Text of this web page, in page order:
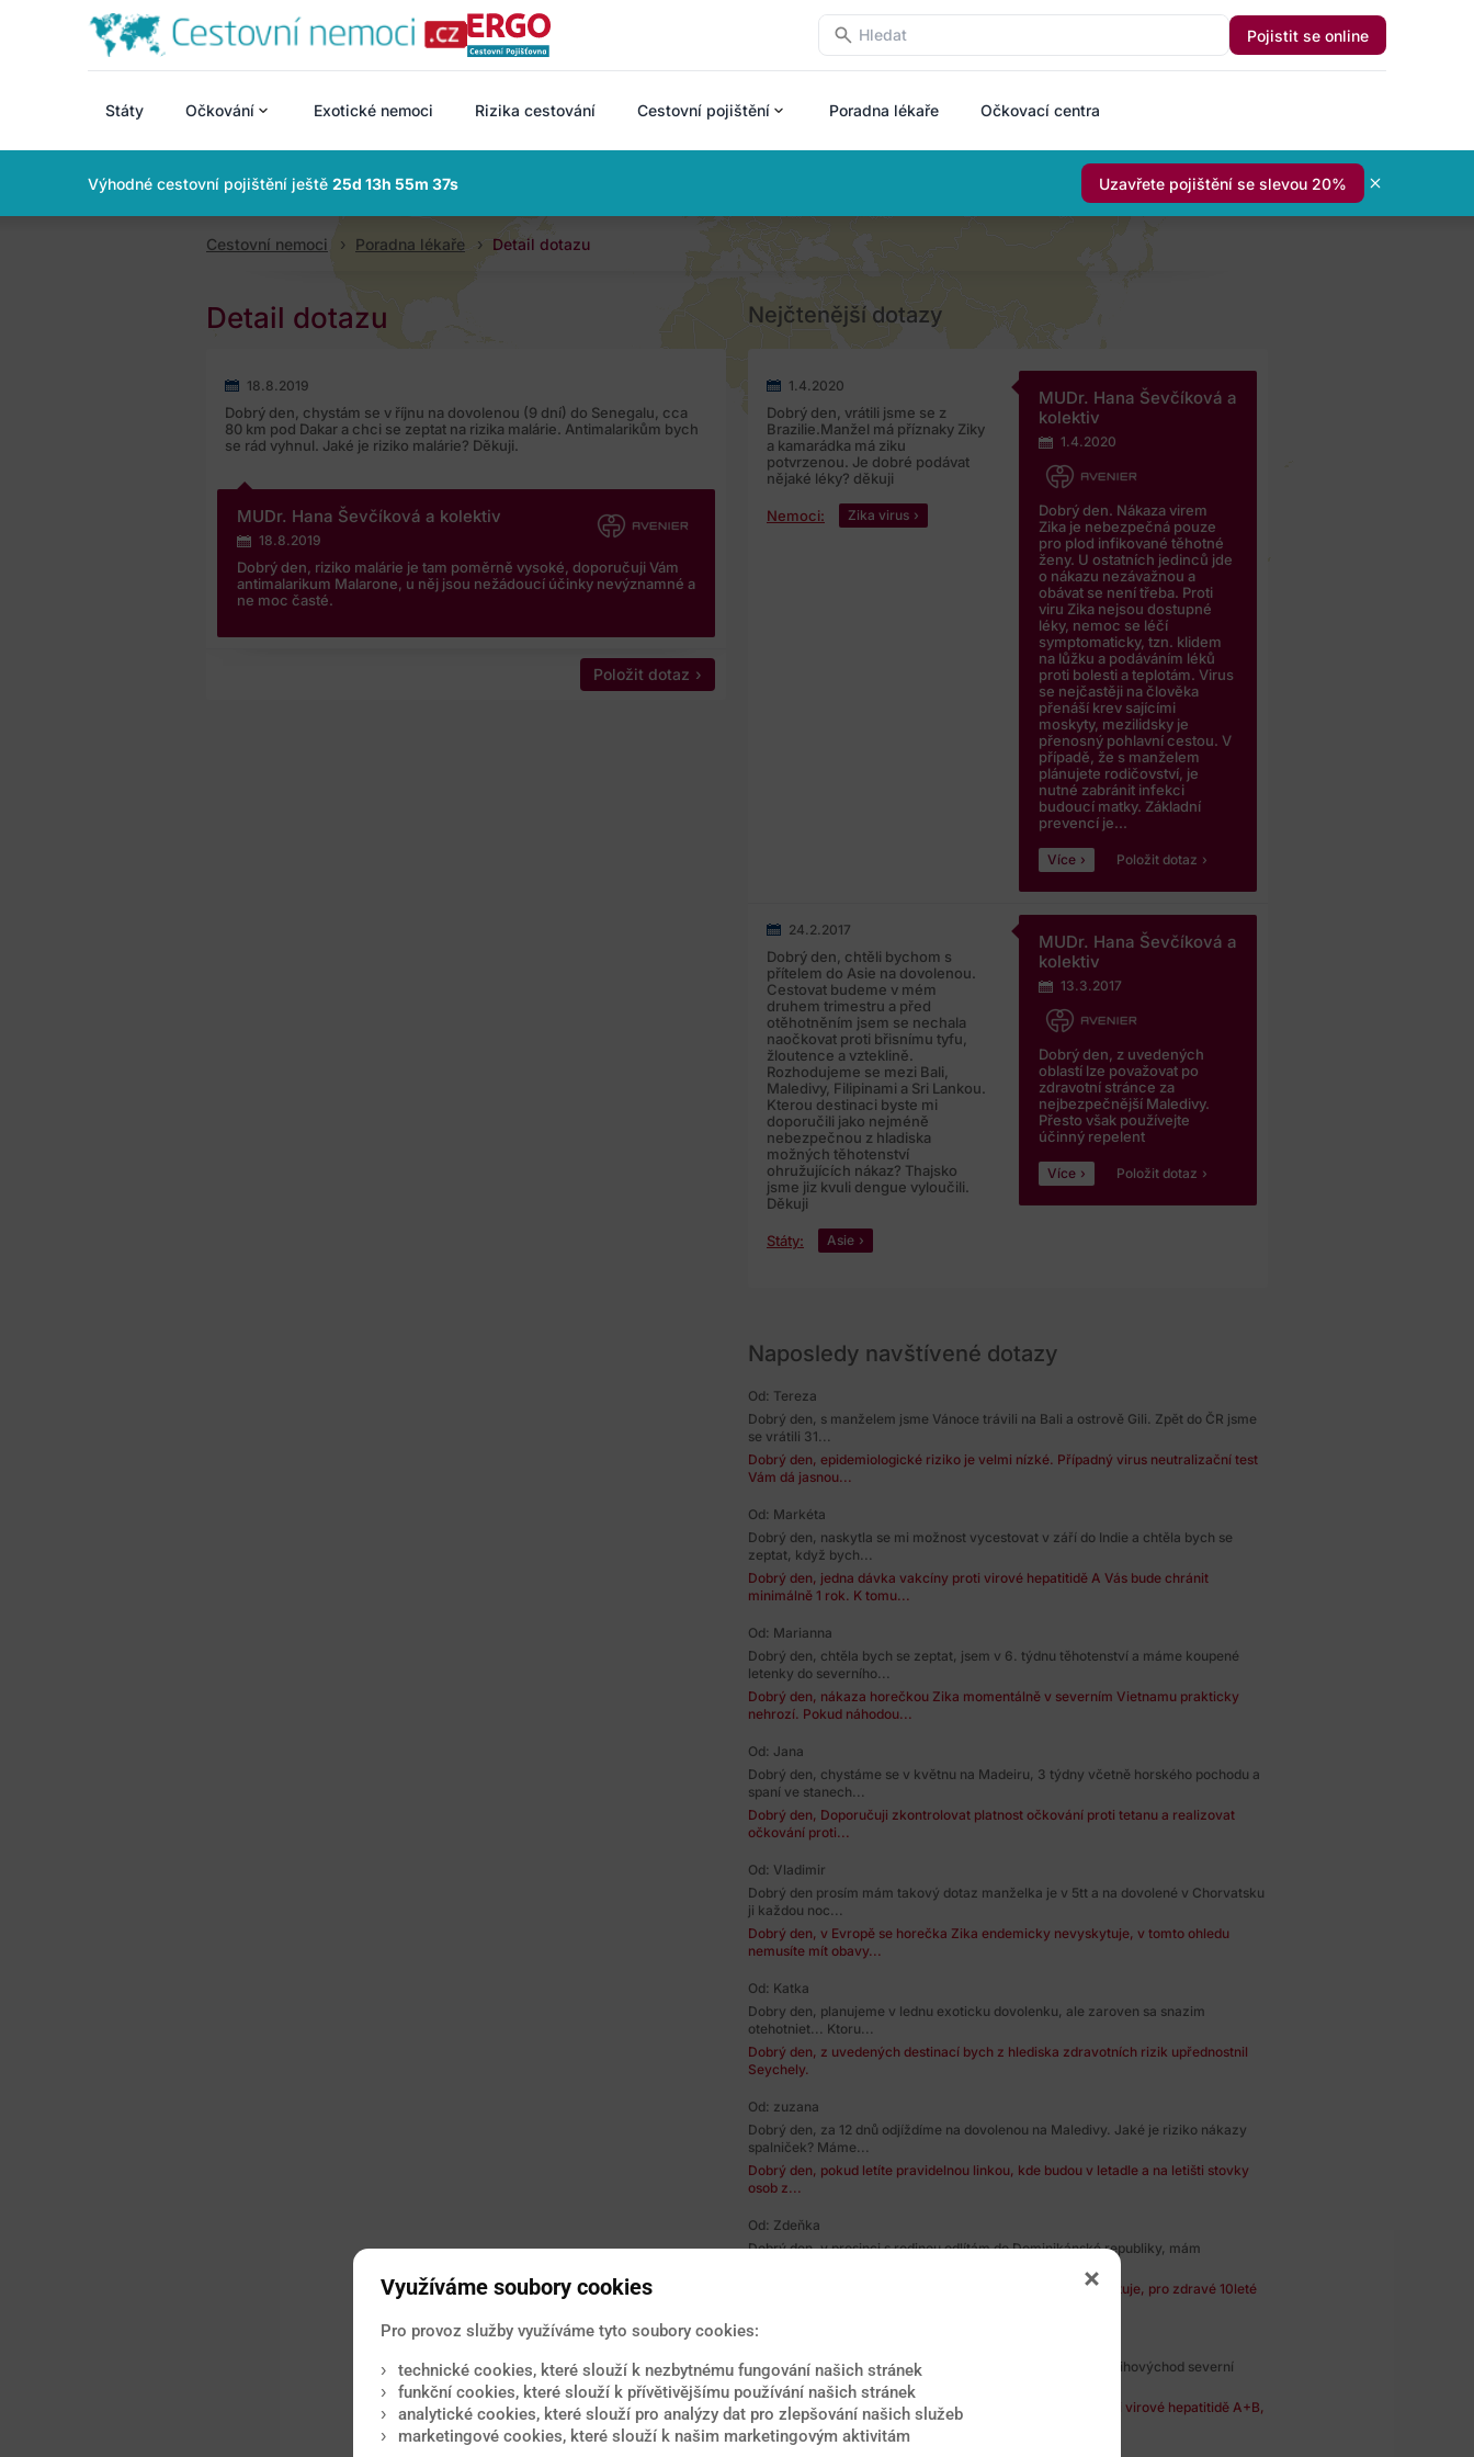
Pojistit se online
Státy Očkování Exotické nemoci Rizika cestování Cestovní pojištění Poradna lékaře Očkovací centra
Výhodné cestovní pojištění ještě 25d 13h 55m 36s Uzavřete pojištění se slevou 20%
Cestovní nemoci Poradna lékaře Detail dotazu
Detail dotazu
18.8.2019
Dobrý den, chystám se v říjnu na dovolenou (9 dní) do Senegalu, cca
80 km pod Dakar a chci se zeptat na rizika malárie. Antimalarikům bych
se rád vyhnul. Jaké je riziko malárie? Děkuji.
MUDr. Hana Ševčíková a kolektiv
18.8.2019
Dobrý den, riziko malárie je tam poměrně vysoké, doporučuji Vám
antimalarikum Malarone, u něj jsou nežádoucí účinky nevýznamné a
ne moc časté.
Položit dotaz
Nejčtenější dotazy
1.4.2020
Dobrý den, vrátili jsme se z
Brazilie.Manžel má příznaky Ziky
a kamarádka má ziku
potvrzenou. Je dobré podávat
nějaké léky? děkuji
Nemoci: Zika virus
MUDr. Hana Ševčíková a
kolektiv
1.4.2020
Dobrý den. Nákaza virem
Zika je nebezpečná pouze
pro plod infikované těhotné
ženy. U ostatních jedinců jde
o nákazu nezávažnou a
obávat se není třeba. Proti
viru Zika nejsou dostupné
léky, nemoc se léčí
symptomaticky, tzn. klidem
na lůžku a podáváním léků
proti bolesti a teplotám. Virus
se nejčastěji na člověka
přenáší krev sajícími
moskyty, mezilidsky je
přenosný pohlavní cestou. V
případě, že s manželem
plánujete rodičovství, je
nutné zabránit infekci
budoucí matky. Základní
prevencí je...
Více Položit dotaz
24.2.2017
Dobrý den, chtěli bychom s
přítelem do Asie na dovolenou.
Cestovat budeme v mém
druhem trimestru a před
otěhotněním jsem se nechala
naočkovat proti břisnímu tyfu,
žloutence a vzteklině.
Rozhodujeme se mezi Bali,
Maledivy, Filipinami a Sri Lankou.
Kterou destinaci byste mi
doporučili jako nejméně
nebezpečnou z hladiska
možných těhotenství
ohružujících nákaz? Thajsko
jsme jiz kvuli dengue vyloučili.
Děkuji
Státy: Asie
MUDr. Hana Ševčíková a
kolektiv
13.3.2017
Dobrý den, z uvedených
oblastí lze považovat po
zdravotní stránce za
nejbezpečnější Maledivy.
Přesto však používejte
účinný repelent
Více Položit dotaz
Naposledy navštívené dotazy
Od: Tereza
Dobrý den, s manželem jsme Vánoce trávili na Bali a ostrově Gili. Zpět do ČR jsme
se vrátili 31...
Dobrý den, epidemiologické riziko je velmi nízké. Případný virus neutralizační test
Vám dá jasnou...
Od: Markéta
Dobrý den, naskytla se mi možnost vycestovat v září do Indie a chtěla bych se
zeptat, když bych...
Dobrý den, jedna dávka vakcíny proti virové hepatitidě A Vás bude chránit
minimálně 1 rok. K tomu...
Od: Marianna
Dobrý den, chtěla bych se zeptat, jsem v 6. týdnu těhotenství a máme koupené
letenky do severního...
Dobrý den, nákaza horečkou Zika momentálně v severním Vietnamu prakticky
nehrozí. Pokud náhodou...
Od: Jana
Dobrý den, chystáme se v květnu na Madeiru, 3 týdny včetně horského pochodu a
spaní ve stanech...
Dobrý den, Doporučuji zkontrolovat platnost očkování proti tetanu a realizovat
očkování proti...
Od: Vladimir
Dobrý den prosím mám takový dotaz manželka je v 5tt a na dovolené v Chorvatsku
ji každou noc...
Dobrý den, v Evropě se horečka Zika endemicky nevyskytuje, v tomto ohledu
nemusíte mít obavy...
Od: Katka
Dobry den, planujeme v lednu exoticku dovolenku, ale zaroven sa snazim
otehotniet... Ktoru...
Dobrý den, z uvedených destinací bych z hlediska zdravotních rizik upřednostnil
Seychely.
Od: zuzana
Dobrý den, za 12 dnů odjíždíme na dovolenou na Maledivy. Jaké je riziko nákazy
spalniček? Máme...
Dobrý den, pokud letíte pravidelnou linkou, kde budou v letadle a na letišti stovky
osob z...
Od: Zdeňka
Dobrý den, v prosinci s rodinou odlítám do Dominikánské republiky, mám
Dobrý den, horečka Zika se v Dominikánské republie vyskytuje, pro zdravé 10leté
Dobrý den, s manželkou by jsme chtěli projet cca za měsíc jihovýchod severní
Ameriky (San...
Dobrý den, z očkování by byly vhodné alespoň vakcíny proti virové hepatitidě A+B,
podle Vašeho...
Využíváme soubory cookies
Pro provoz služby využíváme tyto soubory cookies:
technické cookies, které slouží k nezbytnému fungování našich stránek
funkční cookies, které slouží k přívětivějšímu používání našich stránek
analytické cookies, které slouží pro analýzy dat pro zlepšování našich služeb
marketingové cookies, které slouží k našim marketingovým aktivitám